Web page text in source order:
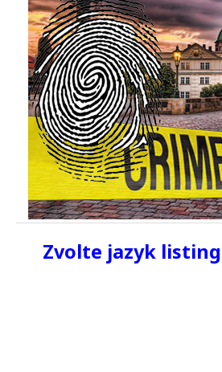
Zvolte jazyk